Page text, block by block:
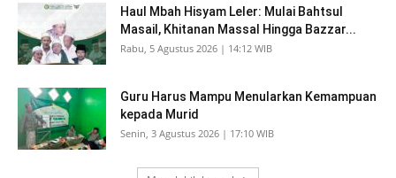
Haul Mbah Hisyam Leler: Mulai Bahtsul
Masail, Khitanan Massal Hingga Bazzar...
Rabu, 5 Agustus 2026 | 14:12 WIB
Guru Harus Mampu Menularkan Kemampuan
kepada Murid
Senin, 3 Agustus 2026 | 17:10 WIB